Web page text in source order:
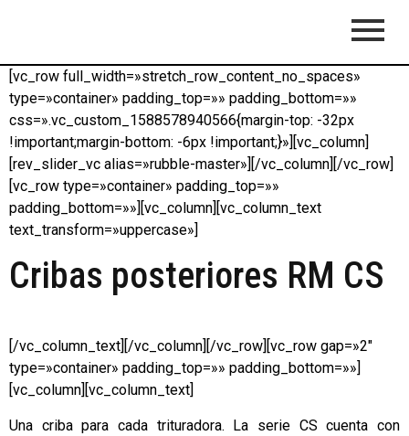
[vc_row full_width=»stretch_row_content_no_spaces»
type=»container» padding_top=»» padding_bottom=»»
css=».vc_custom_1588578940566{margin-top: -32px
!important;margin-bottom: -6px !important;}»][vc_column]
[rev_slider_vc alias=»rubble-master»][/vc_column][/vc_row]
[vc_row type=»container» padding_top=»»
padding_bottom=»»][vc_column][vc_column_text
text_transform=»uppercase»]
Cribas posteriores RM CS
[/vc_column_text][/vc_column][/vc_row][vc_row gap=»2″
type=»container» padding_top=»» padding_bottom=»»]
[vc_column][vc_column_text]
Una criba para cada trituradora. La serie CS cuenta con